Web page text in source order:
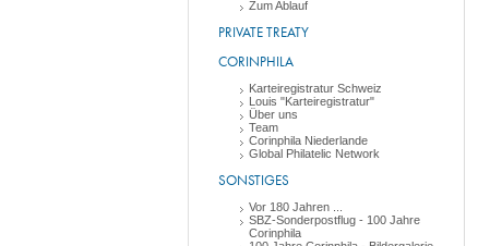
Zum Ablauf
PRIVATE TREATY
CORINPHILA
Karteiregistratur Schweiz
Louis "Karteiregistratur"
Über uns
Team
Corinphila Niederlande
Global Philatelic Network
SONSTIGES
Vor 180 Jahren ...
SBZ-Sonderpostflug - 100 Jahre
Corinphila